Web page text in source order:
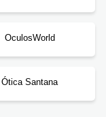
OculosWorld
Ótica Santana